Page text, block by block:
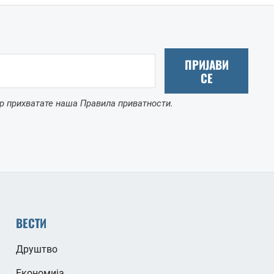
ПРИЈАВИ
СЕ
прихватате наша Правила приватности.
ВЕСТИ
Друштво